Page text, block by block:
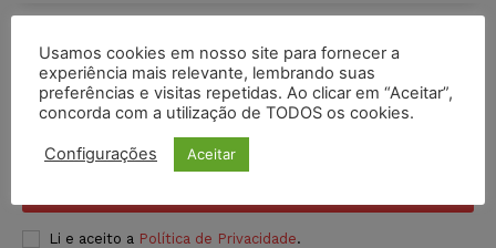
Inscreva-se
Li e aceito a Política de Privacidade.
Usamos cookies em nosso site para fornecer a
experiência mais relevante, lembrando suas
preferências e visitas repetidas. Ao clicar em “Aceitar”,
concorda com a utilização de TODOS os cookies.
Configurações Aceitar